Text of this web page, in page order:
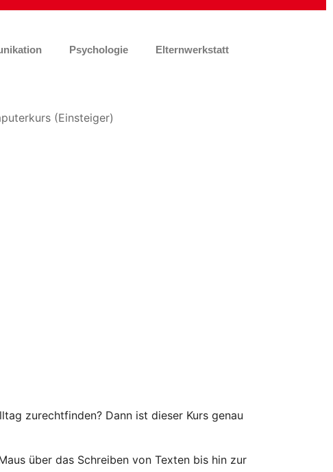
Psychologie Elternwerkstatt
zurechtfinden? Dann ist dieser Kurs genau
über das Schreiben von Texten bis hin zur